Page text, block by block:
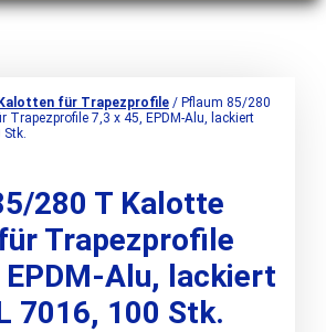
Kalotten für Trapezprofile / Pflaum 85/280
Trapezprofile 7,3 x 45, EPDM-Alu, lackiert
Stk.
280 T Kalotte
Trapezprofile
EPDM-Alu, lackiert
7016, 100 Stk.